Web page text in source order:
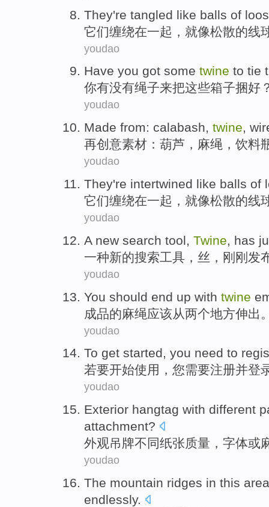
They're tangled like balls of
它们缠绕在一起， 就像松散的线
youdao
Have you got some twine to tie
你有没有绳子来把这些箱子捆好
youdao
Made from: calabash, twine,
再创意素材： 葫芦 ， 麻绳 ，饮料
youdao
They're intertwined like balls of
它们缠绕在一起， 就像松散的线
youdao
A new search tool, Twine, has
一种新的搜索工具 ， 丝 ， 刚刚 发
youdao
You should end up with twine
成品的麻绳应该从两个地方伸出
youdao
To get started, you need to
若要开始使用， 您需要注册并登
youdao
Exterior hangtag with different
attachment?
外观吊牌不同纸张质量 ， 字体或
youdao
The mountain ridges in this
endlessly.